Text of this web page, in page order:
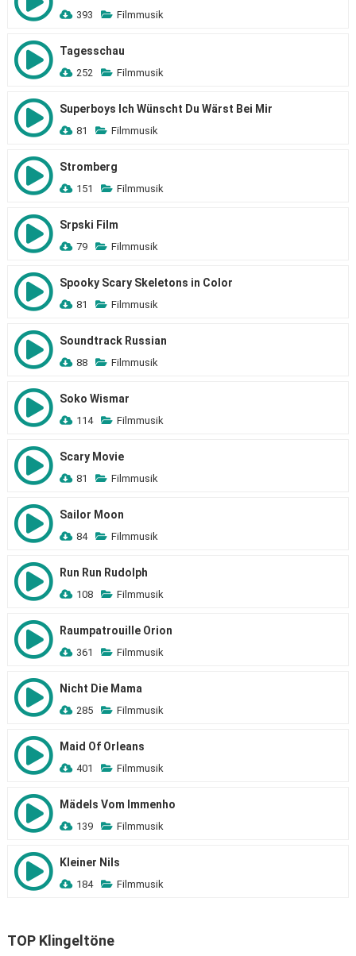
393 Filmmusik
Tagesschau
252 Filmmusik
Superboys Ich Wünscht Du Wärst Bei Mir
81 Filmmusik
Stromberg
151 Filmmusik
Srpski Film
79 Filmmusik
Spooky Scary Skeletons in Color
81 Filmmusik
Soundtrack Russian
88 Filmmusik
Soko Wismar
114 Filmmusik
Scary Movie
81 Filmmusik
Sailor Moon
84 Filmmusik
Run Run Rudolph
108 Filmmusik
Raumpatrouille Orion
361 Filmmusik
Nicht Die Mama
285 Filmmusik
Maid Of Orleans
401 Filmmusik
Mädels Vom Immenho
139 Filmmusik
Kleiner Nils
184 Filmmusik
TOP Klingeltöne